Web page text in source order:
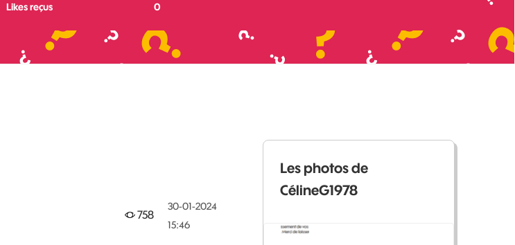
0
Likes reçus
758
‎30-01-2024
15:46
Les photos de
CélineG1978